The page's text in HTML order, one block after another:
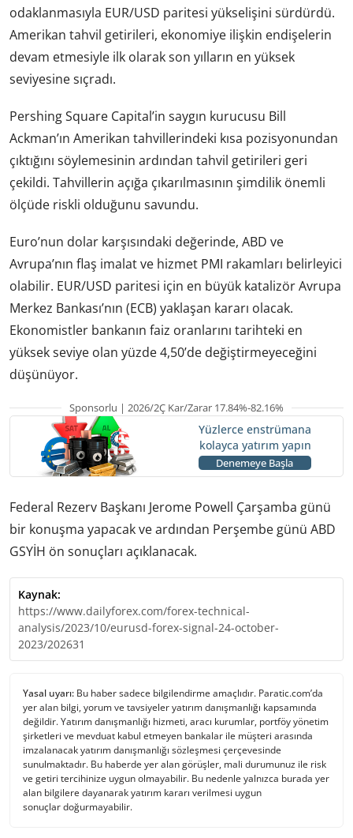
odaklanmasıyla EUR/USD paritesi yükselişini sürdürdü.
Amerikan tahvil getirileri, ekonomiye ilişkin endişelerin
devam etmesiyle ilk olarak son yılların en yüksek
seviyesine sıçradı.
Pershing Square Capital’in saygın kurucusu Bill
Ackman’ın Amerikan tahvillerindeki kısa pozisyonundan
çıktığını söylemesinin ardından tahvil getirileri geri
çekildi. Tahvillerin açığa çıkarılmasının şimdilik önemli
ölçüde riskli olduğunu savundu.
Euro’nun dolar karşısındaki değerinde, ABD ve
Avrupa’nın flaş imalat ve hizmet PMI rakamları belirleyici
olabilir. EUR/USD paritesi için en büyük katalizör Avrupa
Merkez Bankası’nın (ECB) yaklaşan kararı olacak.
Ekonomistler bankanın faiz oranlarını tarihteki en
yüksek seviye olan yüzde 4,50’de değiştirmeyeceğini
düşünüyor.
Sponsorlu | 2026/2Ç Kar/Zarar 17.84%-82.16%
Yüzlerce enstrümana
kolayca yatırım yapın
Denemeye Başla
Federal Rezerv Başkanı Jerome Powell Çarşamba günü
bir konuşma yapacak ve ardından Perşembe günü ABD
GSYİH ön sonuçları açıklanacak.
Kaynak:
https://www.dailyforex.com/forex-technical-
analysis/2023/10/eurusd-forex-signal-24-october-
2023/202631
Yasal uyarı: Bu haber sadece bilgilendirme amaçlıdır. Paratic.com’da
yer alan bilgi, yorum ve tavsiyeler yatırım danışmanlığı kapsamında
değildir. Yatırım danışmanlığı hizmeti, aracı kurumlar, portföy yönetim
şirketleri ve mevduat kabul etmeyen bankalar ile müşteri arasında
imzalanacak yatırım danışmanlığı sözleşmesi çerçevesinde
sunulmaktadır. Bu haberde yer alan görüşler, mali durumunuz ile risk
ve getiri tercihinize uygun olmayabilir. Bu nedenle yalnızca burada yer
alan bilgilere dayanarak yatırım kararı verilmesi uygun
sonuçlar doğurmayabilir.